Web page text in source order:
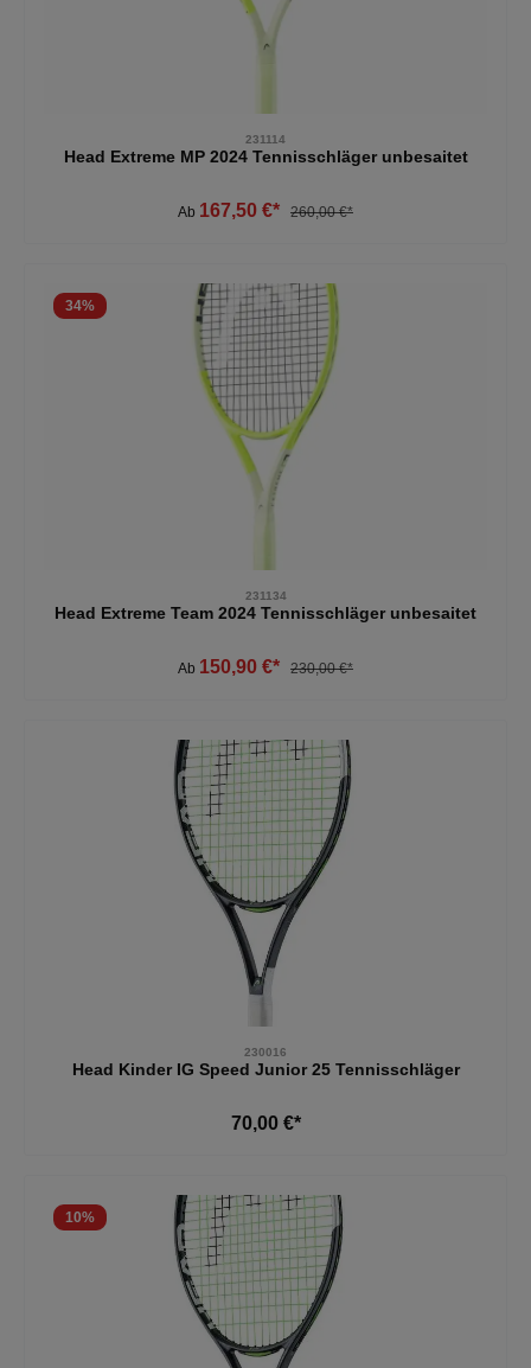
231114
Head Extreme MP 2024 Tennisschläger unbesaitet
Ab 167,50 €* 260,00 €*
34%
231134
Head Extreme Team 2024 Tennisschläger unbesaitet
Ab 150,90 €* 230,00 €*
230016
Head Kinder IG Speed Junior 25 Tennisschläger
70,00 €*
10%